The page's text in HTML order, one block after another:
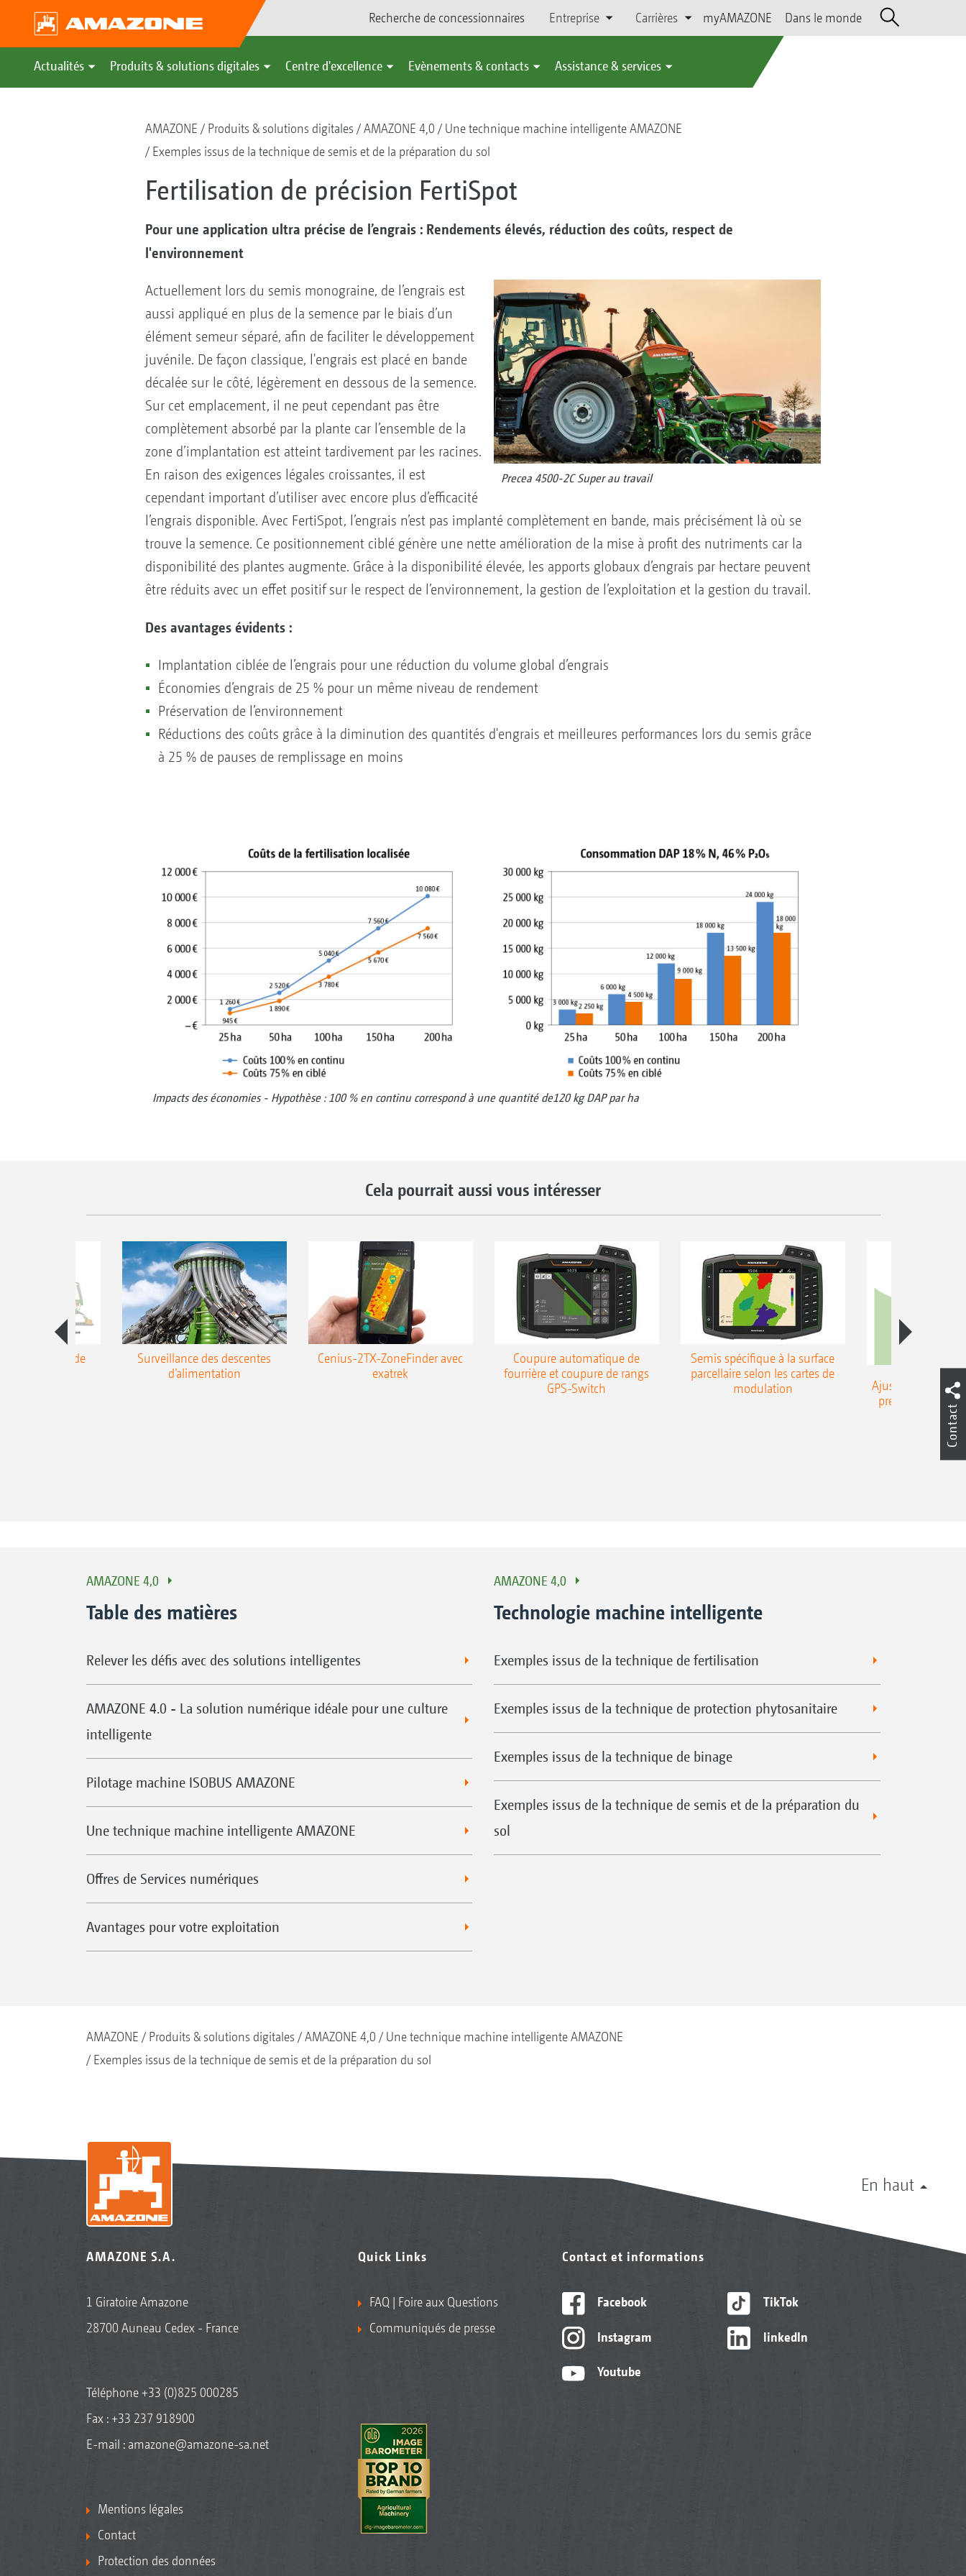
Recherche de concessionnaires Entreprise Carrières myAMAZONE Dans le monde
Actualités Produits & solutions digitales Centre d'excellence Evènements & contacts Assistance & services
AMAZONE Produits & solutions digitales AMAZONE 4,0
Une technique machine intelligente AMAZONE
Exemples issus de la technique de semis et de la préparation du sol
Fertilisation de précision FertiSpot
Pour une application ultra précise de l’engrais : Rendements élevés, réduction des coûts, respect de
l'environnement
Precea 4500-2C Super au travail
Actuellement lors du semis monograine, de l’engrais est
aussi appliqué en plus de la semence par le biais d’un
élément semeur séparé, afin de faciliter le développement
juvénile. De façon classique, l'engrais est placé en bande
décalée sur le côté, légèrement en dessous de la semence.
Sur cet emplacement, il ne peut cependant pas être
complètement absorbé par la plante car l’ensemble de la
zone d’implantation est atteint tardivement par les racines.
En raison des exigences légales croissantes, il est
cependant important d’utiliser avec encore plus d’efficacité
l’engrais disponible. Avec FertiSpot, l’engrais n’est pas implanté complètement en bande, mais précisément là où se
trouve la semence. Ce positionnement ciblé génère une nette amélioration de la mise à profit des nutriments car la
disponibilité des plantes augmente. Grâce à la disponibilité élevée, les apports globaux d’engrais par hectare peuvent
être réduits avec un effet positif sur le respect de l’environnement, la gestion de l’exploitation et la gestion du travail.
Des avantages évidents :
Implantation ciblée de l’engrais pour une réduction du volume global d’engrais
Économies d’engrais de 25 % pour un même niveau de rendement
Préservation de l’environnement
Réductions des coûts grâce à la diminution des quantités d'engrais et meilleures performances lors du semis grâce
à 25 % de pauses de remplissage en moins
Impacts des économies - Hypothèse : 100 % en continu correspond à une quantité de120 kg DAP par ha
Cela pourrait aussi vous intéresser
des temps de
Surveillance des descentes
d’alimentation
Cenius-2TX-ZoneFinder avec
exatrek
Coupure automatique de
fourrière et coupure de rangs
GPS-Switch
Semis spécifique à la surface
parcellaire selon les cartes de
modulation
Ajustement
pression de
cartes de
AMAZONE 4,0
Table des matières
Relever les défis avec des solutions intelligentes
AMAZONE 4.0 - La solution numérique idéale pour une culture
intelligente
Pilotage machine ISOBUS AMAZONE
Une technique machine intelligente AMAZONE
Offres de Services numériques
Avantages pour votre exploitation
AMAZONE 4,0
Technologie machine intelligente
Exemples issus de la technique de fertilisation
Exemples issus de la technique de protection phytosanitaire
Exemples issus de la technique de binage
Exemples issus de la technique de semis et de la préparation du
sol
AMAZONE Produits & solutions digitales AMAZONE 4,0
Une technique machine intelligente AMAZONE
Exemples issus de la technique de semis et de la préparation du sol
En haut
AMAZONE S.A.
1 Giratoire Amazone
28700 Auneau Cedex - France
Téléphone+33 (0)825 000285
Fax : +33 237 918900
E-mail : amazone@amazone-sa.net
Mentions légales
Contact
Protection des données
Quick Links
FAQ | Foire aux Questions
Communiqués de presse
Contact et informations
Facebook
Instagram
Youtube
TikTok
linkedIn
Contact